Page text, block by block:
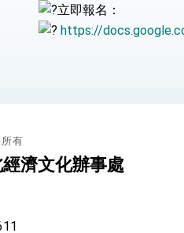
部長林佳龍接受印尼「時代雜誌」
部長林佳龍午宴歡迎美國聯邦參議員
：臺美關稅談判階段性結果有助臺
與數位發展部攜手合作，整合台灣
部長林佳龍主持第35次「參與亞太
示多數國人滿意政府外交表現，
立即報名：
https://
有
濟文化辦事處